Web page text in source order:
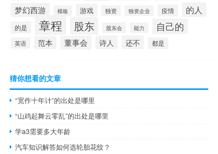
梦幻西游 模板 游戏 独资 独资企业 疫情 的人
的是 章程 股东 股东会 能力 自己的
英语 范本 董事会 诗人 还不 都是
猜你想看的文章
“宽作十年计”的出处是哪里
“山鸡起舞云零乱”的出处是哪里
学a3需要多大年龄
汽车知识解答如何选轮胎花纹？